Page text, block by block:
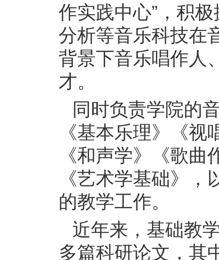
作实践中心”，积
分析等音乐科技在
背景下音乐唱作人
才。
同时负责学院的
《基本乐理》《
《和声学》《歌
《艺术学基础》
的教学工作。
近年来，基础教
多篇科研论文，其